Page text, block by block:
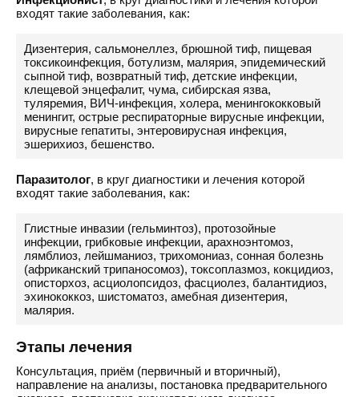
входят такие заболевания, как:
Дизентерия, сальмонеллез, брюшной тиф, пищевая
токсикоинфекция, ботулизм, малярия, эпидемический
сыпной тиф, возвратный тиф, детские инфекции,
клещевой энцефалит, чума, сибирская язва,
туляремия, ВИЧ-инфекция, холера, менингококковый
менингит, острые респираторные вирусные инфекции,
вирусные гепатиты, энтеровирусная инфекция,
эшерихиоз, бешенство.
Паразитолог, в круг диагностики и лечения которой
входят такие заболевания, как:
Глистные инвазии (гельминтоз), протозойные
инфекции, грибковые инфекции, арахноэнтомоз,
лямблиоз, лейшманиоз, трихомониаз, сонная болезнь
(африканский трипаносомоз), токсоплазмоз, кокцидиоз,
описторхоз, асциолопсидоз, фасциолез, балантидиоз,
эхинококкоз, шистоматоз, амебная дизентерия,
малярия.
Этапы лечения
Консультация, приём (первичный и вторичный),
направление на анализы, постановка предварительного